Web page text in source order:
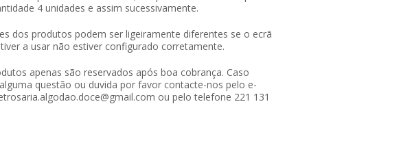
4 unidades e assim sucessivamente.
dos produtos podem ser ligeiramente diferentes se o ecrã
a usar não estiver configurado corretamente.
apenas são reservados após boa cobrança. Caso
questão ou duvida por favor contacte-nos pelo e-
ou pelo telefone 221 131